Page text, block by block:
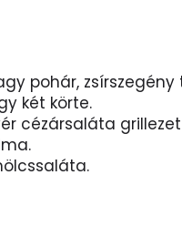
pohár,
két körte.
cézársaláta